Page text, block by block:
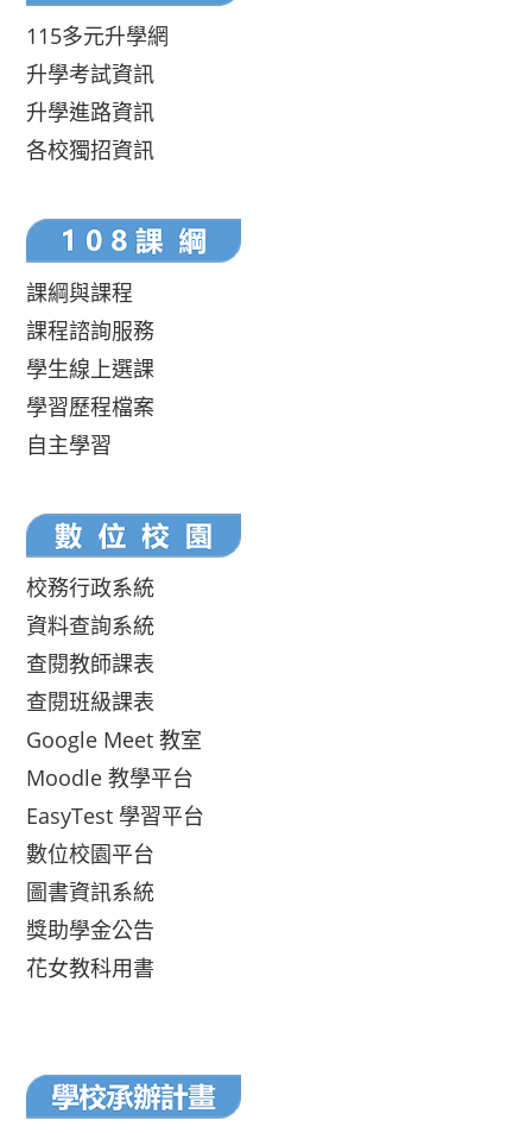
115多元升學網
升學考試資訊
升學進路資訊
各校獨招資訊
課綱與課程
課程諮詢服務
學生線上選課
學習歷程檔案
自主學習
校務行政系統
資料查詢系統
查閱教師課表
查閱班級課表
Google Meet 教室
Moodle 教學平台
EasyTest 學習平台
數位校園平台
圖書資訊系統
獎助學金公告
花女教科用書